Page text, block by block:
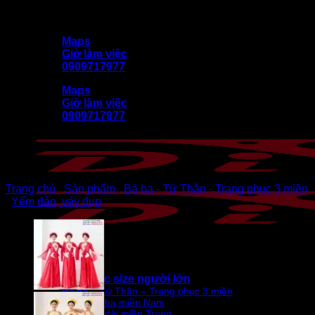
Maps
Giờ làm việc
0909717977
Maps
Giờ làm việc
0909717977
🎭 Trang phục size người lớn
Bà ba – Tứ Thân – Trang phục 3 miền
Bà ba miền Nam
Trang chủ / Sản phẩm / Bà ba - Tứ Thân - Trang phục 3 miền
Yếm đào, váy đụp